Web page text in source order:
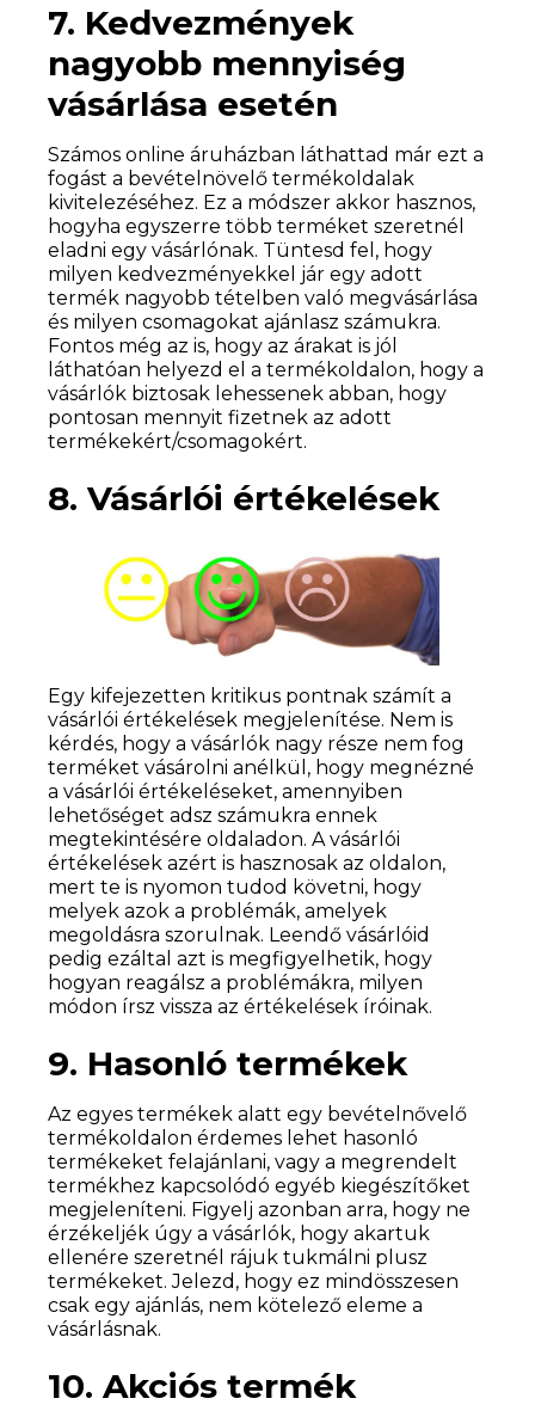
7. Kedvezmények
nagyobb mennyiség
vásárlása esetén
Számos online áruházban láthattad már ezt a
fogást a bevételnövelő termékoldalak
kivitelezéséhez. Ez a módszer akkor hasznos,
hogyha egyszerre több terméket szeretnél
eladni egy vásárlónak. Tüntesd fel, hogy
milyen kedvezményekkel jár egy adott
termék nagyobb tételben való megvásárlása
és milyen csomagokat ajánlasz számukra.
Fontos még az is, hogy az árakat is jól
láthatóan helyezd el a termékoldalon, hogy a
vásárlók biztosak lehessenek abban, hogy
pontosan mennyit fizetnek az adott
termékekért/csomagokért.
8. Vásárlói értékelések
Egy kifejezetten kritikus pontnak számít a
vásárlói értékelések megjelenítése. Nem is
kérdés, hogy a vásárlók nagy része nem fog
terméket vásárolni anélkül, hogy megnézné
a vásárlói értékeléseket, amennyiben
lehetőséget adsz számukra ennek
megtekintésére oldaladon. A vásárlói
értékelések azért is hasznosak az oldalon,
mert te is nyomon tudod követni, hogy
melyek azok a problémák, amelyek
megoldásra szorulnak. Leendő vásárlóid
pedig ezáltal azt is megfigyelhetik, hogy
hogyan reagálsz a problémákra, milyen
módon írsz vissza az értékelések íróinak.
9. Hasonló termékek
Az egyes termékek alatt egy bevételnővelő
termékoldalon érdemes lehet hasonló
termékeket felajánlani, vagy a megrendelt
termékhez kapcsolódó egyéb kiegészítőket
megjeleníteni. Figyelj azonban arra, hogy ne
érzékeljék úgy a vásárlók, hogy akartuk
ellenére szeretnél rájuk tukmálni plusz
termékeket. Jelezd, hogy ez mindösszesen
csak egy ajánlás, nem kötelező eleme a
vásárlásnak.
10. Akciós termék